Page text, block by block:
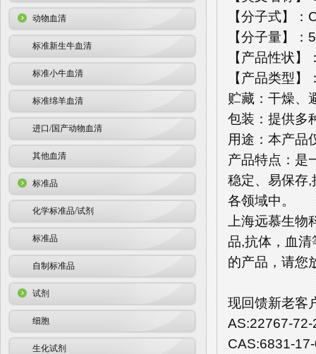
动物血清
标准新生牛血清
标准小牛血清
标准绵羊血清
进口/国产动物血清
其他血清
标准品
化学标准品/试剂
标准品
自制标准品
试剂
细胞
生化试剂
【分子式】
【分子量】：
【产品性状】
【产品类型
贮藏：干燥、
包装：提供多
用途：本产品
产品特点：是
稳定、易保存
各领域中。
上海远慕生
品,抗体，血
的产品，请您
现回馈新老客
AS:22767-
CAS:6831-